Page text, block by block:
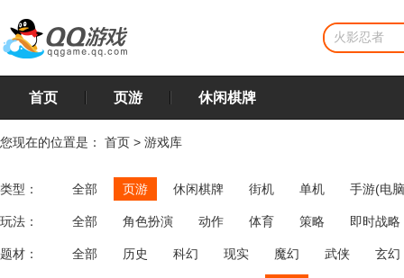
首页 页游 休闲棋牌
您现在的位置是： 首页 > 游戏库
类型： 全部 页游 休闲棋牌 街机 单机 手游(电
玩法： 全部 角色扮演 动作 体育 策略
即时战略
飞行
恋爱 第三人称射击 棋类 牌类 麻将
题材： 全部 历史 科幻 现实 魔幻 武侠 玄幻